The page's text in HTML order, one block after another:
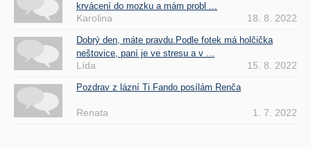
krvácení do mozku a mám probl ...
Karolina 18. 8. 2022
Dobrý den, máte pravdu.Podle fotek má holčička
neštovice, paní je ve stresu a v ...
Lída 15. 8. 2022
Pozdrav z lázní Ti Fando posílám Renča
Renata 1. 7. 2022